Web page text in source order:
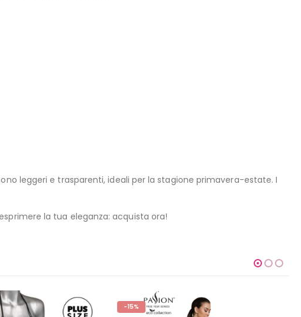
leggeri e trasparenti, ideali per la stagione primavera-estate. I
la tua eleganza: acquista ora!
-15%